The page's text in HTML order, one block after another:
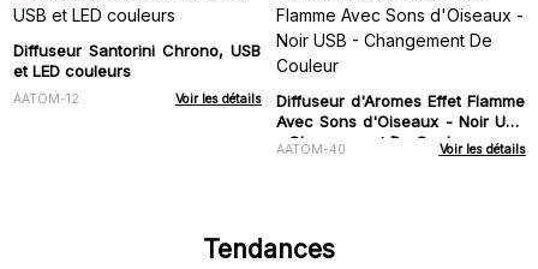
Diffuseur Santorini Chrono, USB
et LED couleurs
AATOM-12 Voir les détails
Diffuseur d'Aromes Effet Flamme
Avec Sons d'Oiseaux - Noir USB
- Changement De Couleur
AATOM-40 Voir les détails
Tendances